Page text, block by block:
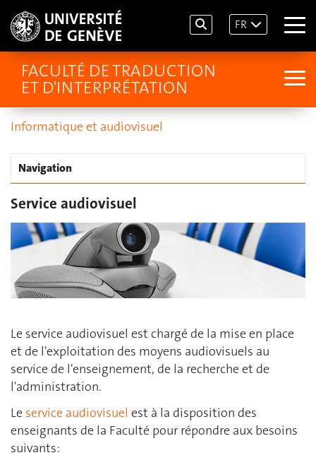
FR
FACULTÉ DE TRADUCTION
ET D'INTERPRÉTATION
Informatique et audiovisuel
Navigation
Service audiovisuel
Le service audiovisuel est chargé de la mise en place
et de l'exploitation des moyens audiovisuels au
service de l'enseignement, de la recherche et de
l'administration.
Le service audiovisuel est à la disposition des
enseignants de la Faculté pour répondre aux besoins
suivants: